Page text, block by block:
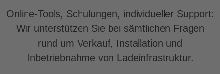
Online-Tools, Schulungen, individueller Support:
Wir unterstützen Sie bei sämtlichen Fragen
rund um Verkauf, Installation und
Inbetriebnahme von Ladeinfrastruktur.